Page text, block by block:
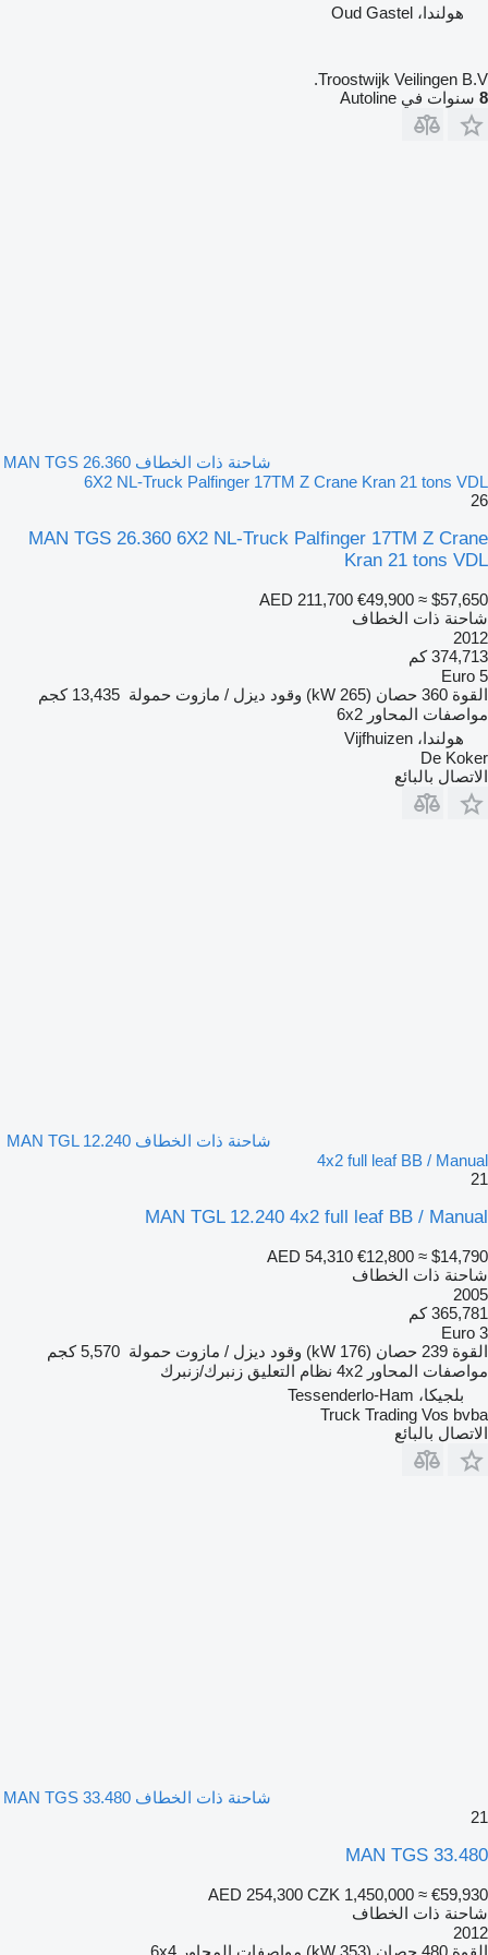
هولندا، Oud Gastel
Troostwijk Veilingen B.V.
8 سنوات في Autoline
شاحنة ذات الخطاف MAN TGS 26.360
6X2 NL-Truck Palfinger 17TM Z Crane Kran 21 tons VDL
26
MAN TGS 26.360 6X2 NL-Truck Palfinger 17TM Z Crane
Kran 21 tons VDL
AED 211,700 €49,900 ≈ $57,650
شاحنة ذات الخطاف
2012
374,713 كم
Euro 5
القوة 360 حصان (265 kW) وقود ديزل / مازوت حمولة 13,435 كجم
مواصفات المحاور 6x2
هولندا، Vijfhuizen
De Koker
الاتصال بالبائع
شاحنة ذات الخطاف MAN TGL 12.240
4x2 full leaf BB / Manual
21
MAN TGL 12.240 4x2 full leaf BB / Manual
AED 54,310 €12,800 ≈ $14,790
شاحنة ذات الخطاف
2005
365,781 كم
Euro 3
القوة 239 حصان (176 kW) وقود ديزل / مازوت حمولة 5,570 كجم
مواصفات المحاور 4x2 نظام التعليق زنبرك/زنبرك
بلجيكا، Tessenderlo-Ham
Truck Trading Vos bvba
الاتصال بالبائع
شاحنة ذات الخطاف MAN TGS 33.480
21
MAN TGS 33.480
AED 254,300 CZK 1,450,000 ≈ €59,930
شاحنة ذات الخطاف
2012
القوة 480 حصان (353 kW) مواصفات المحاور 6x4